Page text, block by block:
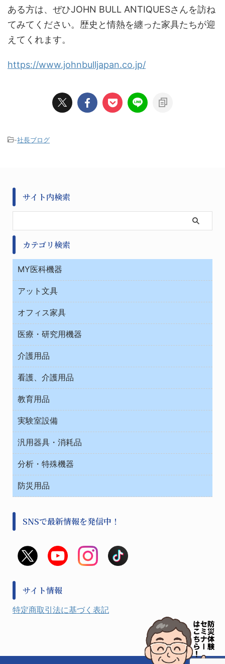
ある方は、ぜひJOHN BULL ANTIQUESさんを訪ね
てみてください。歴史と情熱を纏った家具たちが迎
えてくれます。
https://www.johnbulljapan.co.jp/
-社長ブログ
サイト内検索
カテゴリ検索
MY医科機器
診察・診断
与薬・調剤薬局
アット文具
ＯＡ・パソコン用品
オフィス家具
オフィス作業用品
医療・研究用機器
ウエアー
チューブコネクタ素材
テープ・ラベル・紙製
デシケーター類
ベット周辺
ベンチ無菌ドラフト
院内感染防止、空気清浄器類
運搬
温度・湿度管理機器
加圧・減圧・油ポンプ
撹拌機 ２
救急
金属、ホーロー容器・バット類
金属・樹脂実験必需１
健康機器・用品
検査・計測
介護用品
介護・リハビリ
看護、介護用品
院内感染防止、空気清浄器類
救急
健康機器・用品
事務・受付
処置・手術
中材・滅菌・洗浄
教育用品
ノート・紙製品
実験室設備
コンテナー保温容器
工具類
事務用品・ＯＡデスク
清掃用品
汎用器具・消耗品
テープ・ラベル・紙製
金属・樹脂実験必需２
樹脂容器各種
分析・特殊機器
検査用品
分離・分析ロシ
防災用品
初期活動・対策本部
非常用食料品
風水害対策用品
防犯用品・その他
SNSで最新情報を発信中！
サイト情報
特定商取引法に基づく表記